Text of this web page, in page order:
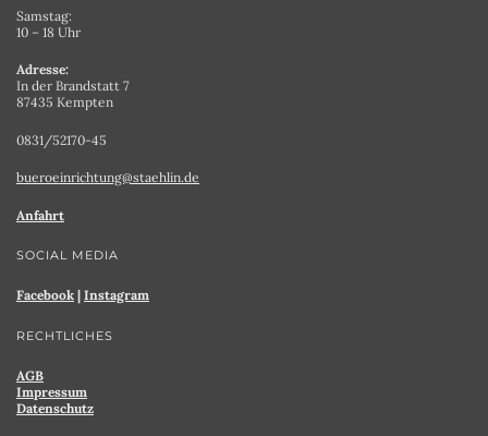
Samstag:
10 – 18 Uhr
Adresse:
In der Brandstatt 7
87435 Kempten
0831/52170-45
bueroeinrichtung@staehlin.de
Anfahrt
SOCIAL MEDIA
Facebook | Instagram
RECHTLICHES
AGB
Impressum
Datenschutz